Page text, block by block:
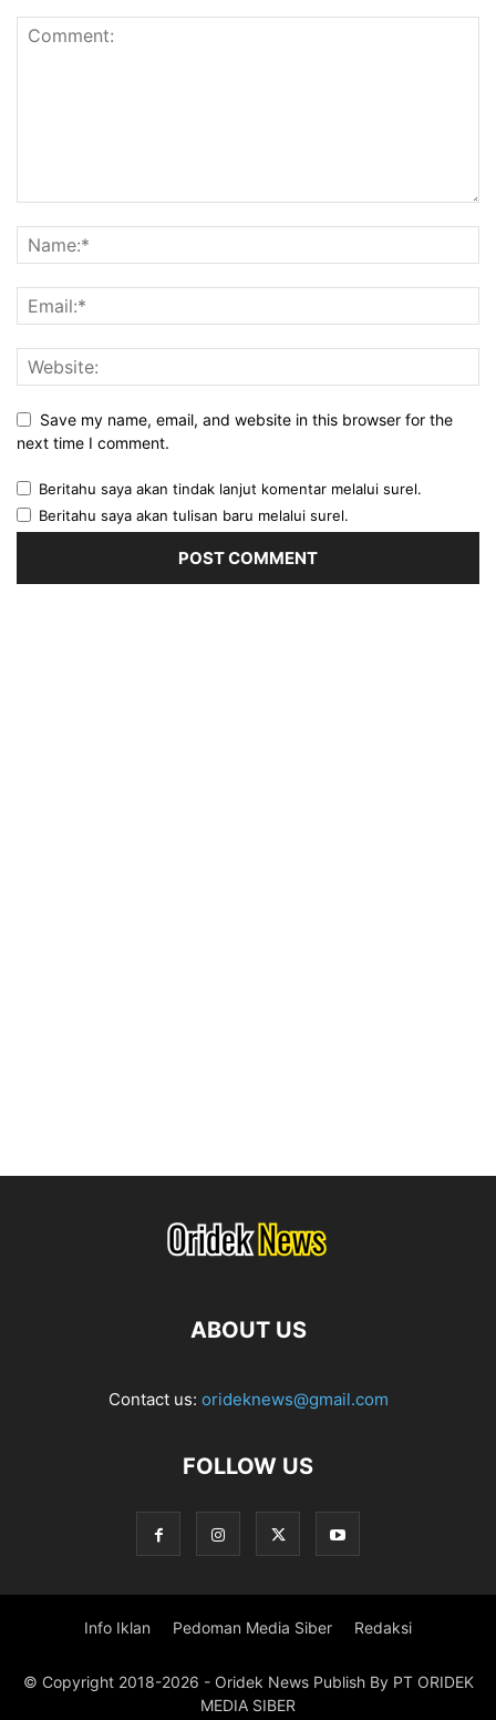
Save my name, email, and website in this browser for the
next time I comment.
Beritahu saya akan tindak lanjut komentar melalui surel.
Beritahu saya akan tulisan baru melalui surel.
ABOUT US
Contact us: orideknews@gmail.com
FOLLOW US
Info Iklan Pedoman Media Siber Redaksi
© Copyright 2018-2026 - Oridek News Publish By PT ORIDEK
MEDIA SIBER